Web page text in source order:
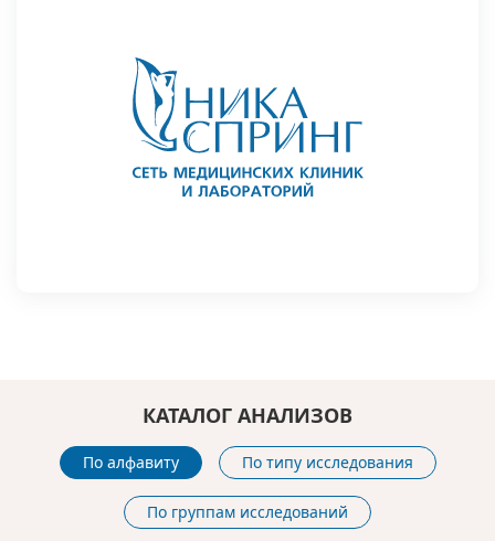
КАТАЛОГ АНАЛИЗОВ
По алфавиту По типу исследования
По группам исследований